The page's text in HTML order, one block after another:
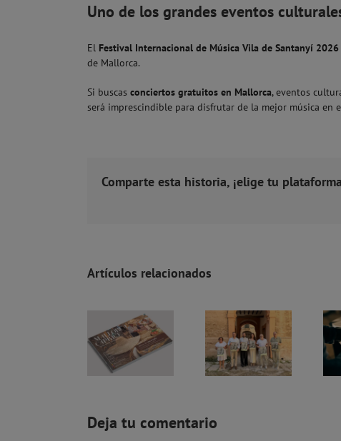
Uno de los grandes eventos
El Festival Internacional de Música Vila de Santanyí 2026
de Mallorca.
Si buscas conciertos gratuitos en Mallorca, eventos
será imprescindible para disfrutar de la mejor música en
Comparte esta historia, ¡elige tu
Artículos relacionados
Deja tu comentario